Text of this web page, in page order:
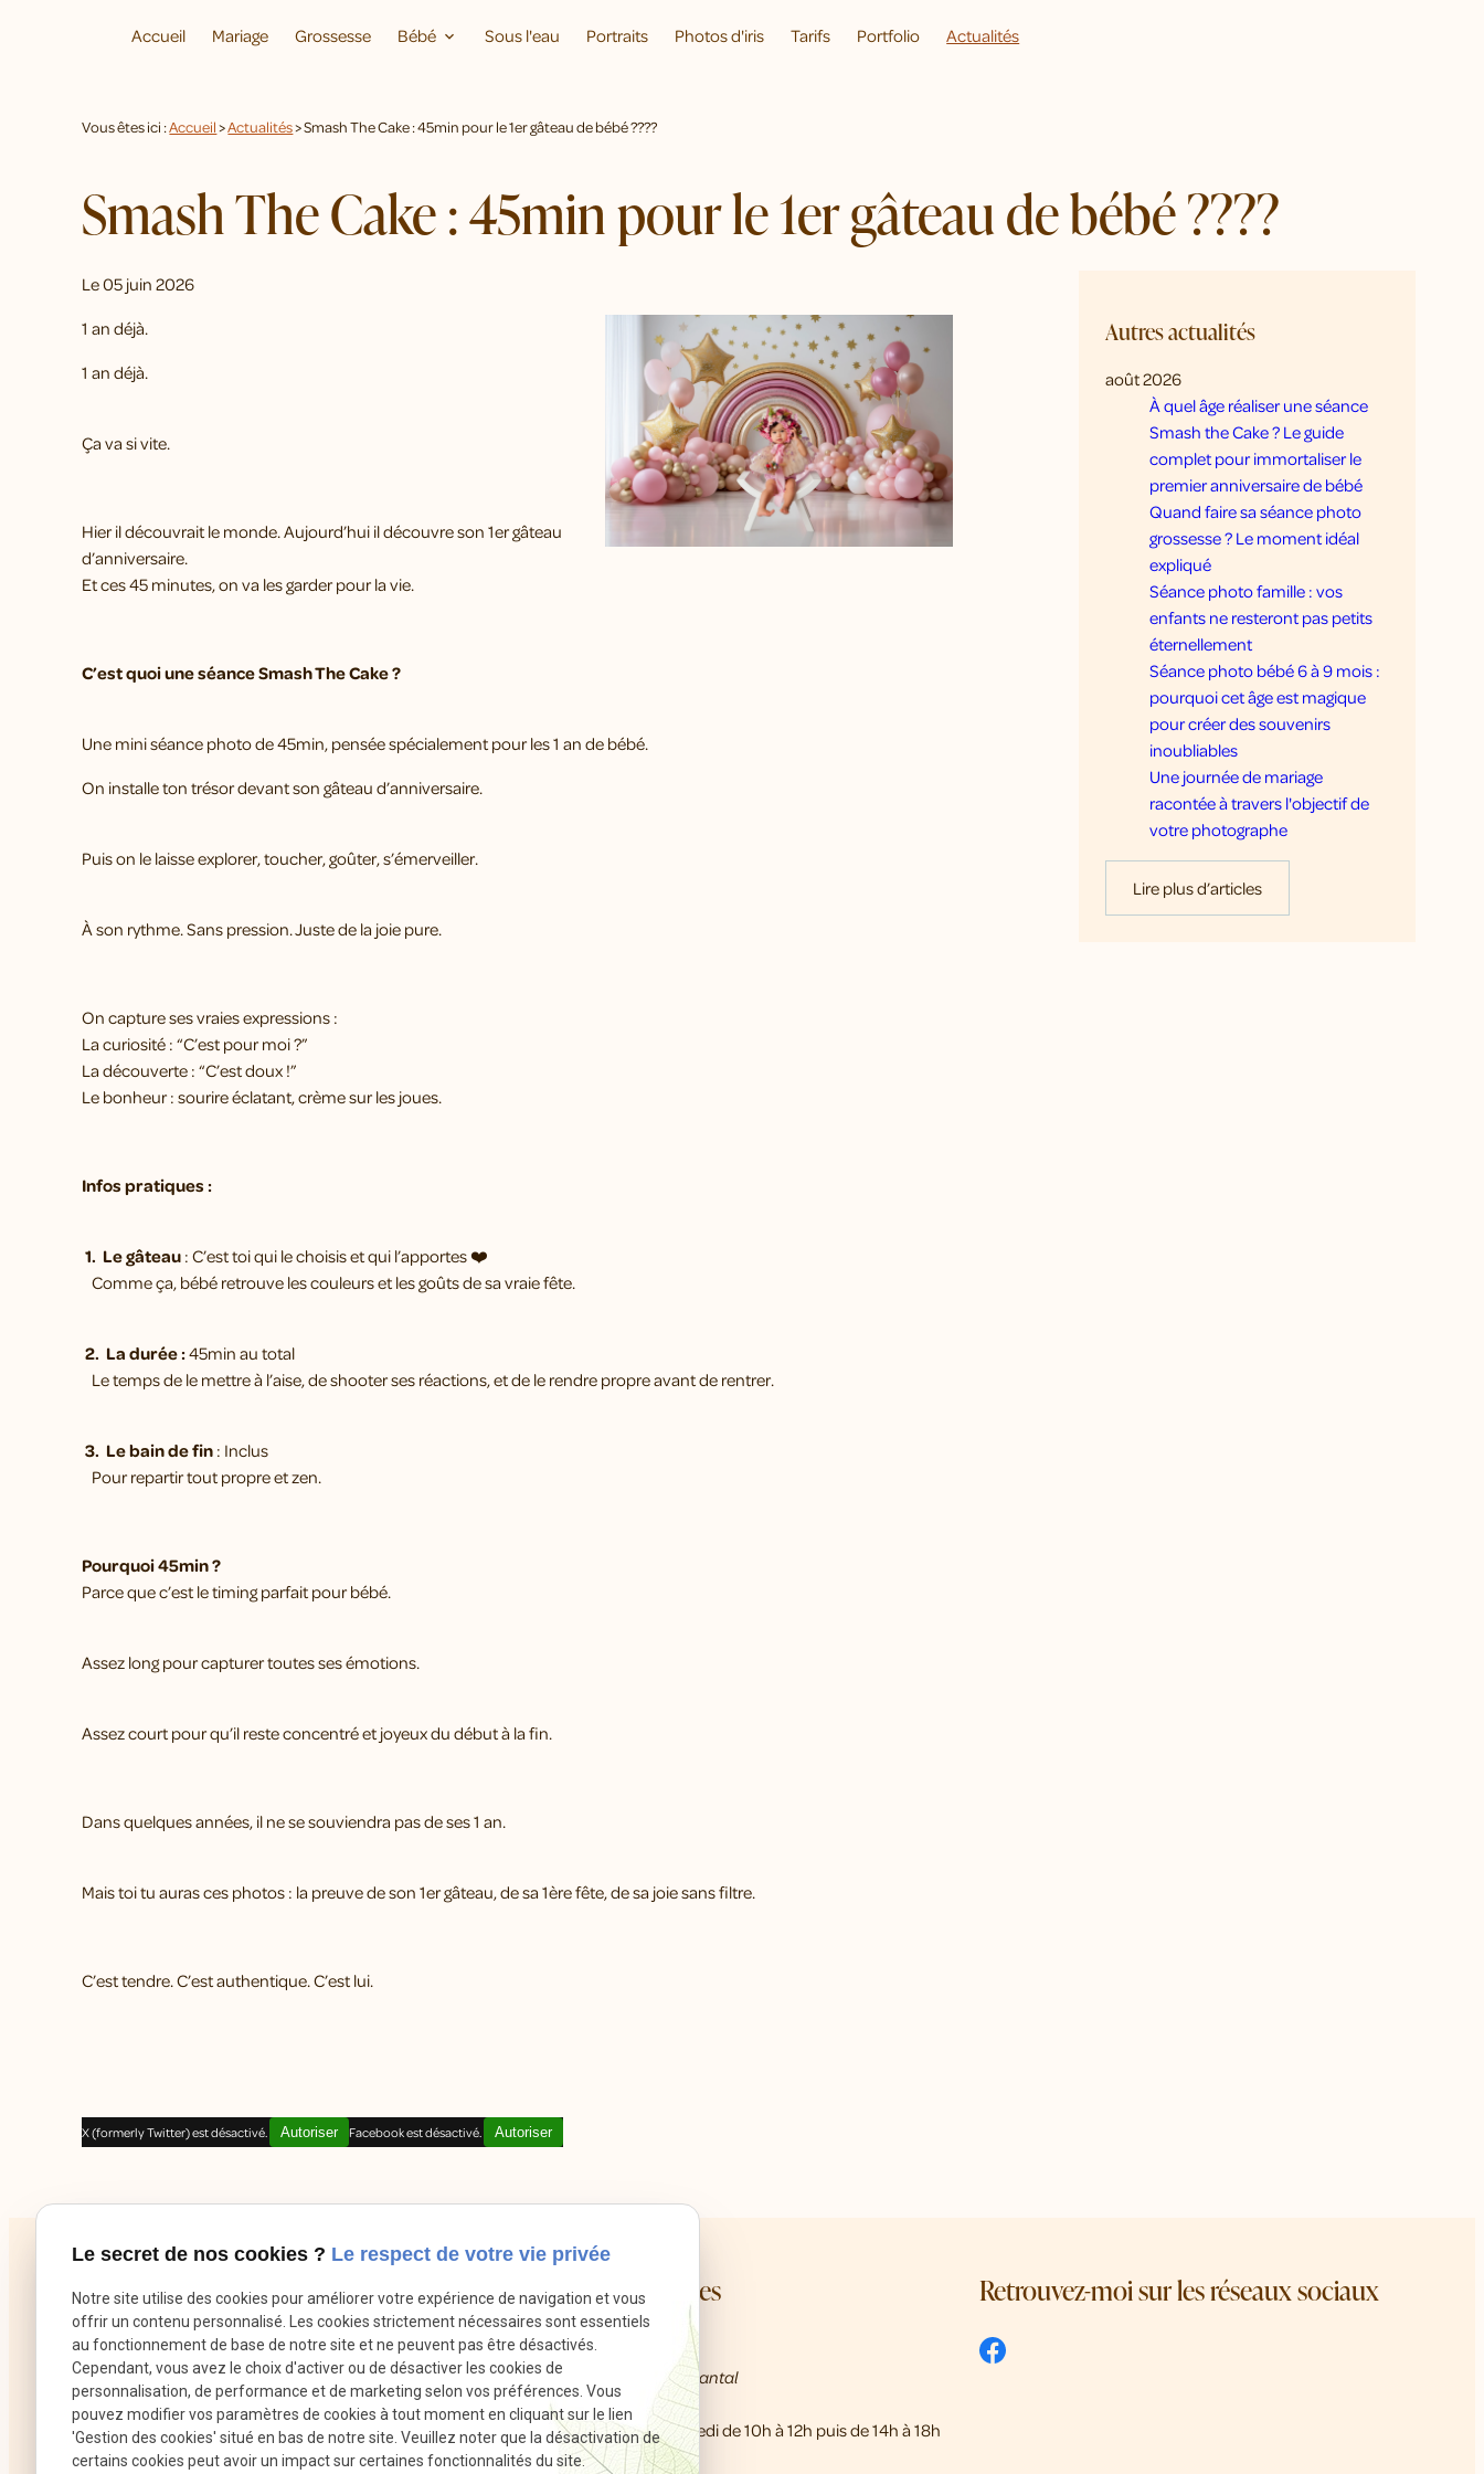
Accueil Mariage Grossesse Bébé Sous l'eau Portraits Photos d'iris Tarifs Portfolio Actualités
Vous êtes ici :Accueil>Actualités> Smash The Cake : 45min pour le 1er gâteau de bébé ????
Smash The Cake : 45min pour le 1er gâteau de bébé ????
Le05 juin 2026
1 an déjà.
1 an déjà.
Ça va si vite.
Hier il découvrait le monde. Aujourd’hui il découvre son 1er gâteau
d’anniversaire.
Et ces 45 minutes, on va les garder pour la vie.
C’est quoi une séance Smash The Cake ?
Une mini séance photo de 45min, pensée spécialement pour les 1 an de bébé.
On installe ton trésor devant son gâteau d’anniversaire.
Puis on le laisse explorer, toucher, goûter, s’émerveiller.
À son rythme. Sans pression. Juste de la joie pure.
On capture ses vraies expressions :
La curiosité : “C’est pour moi ?”
La découverte : “C’est doux !”
Le bonheur : sourire éclatant, crème sur les joues.
Infos pratiques :
1. Le gâteau : C’est toi qui le choisis et qui l’apportes ❤️
Comme ça, bébé retrouve les couleurs et les goûts de sa vraie fête.
2. La durée :45min au total
Le temps de le mettre à l’aise, de shooter ses réactions, et de le rendre propre avant de rentrer.
3. Le bain de fin : Inclus
Pour repartir tout propre et zen.
Pourquoi 45min ?
Parce que c’est le timing parfait pour bébé.
Assez long pour capturer toutes ses émotions.
Assez court pour qu’il reste concentré et joyeux du début à la fin.
Dans quelques années, il ne se souviendra pas de ses 1 an.
Mais toi tu auras ces photos : la preuve de son 1er gâteau, de sa 1ère fête, de sa joie sans filtre.
C’est tendre. C’est authentique. C’est lui.
X (formerly Twitter) est désactivé. Autoriser Facebook est désactivé. Autoriser
Autres actualités
août 2026
À quel âge réaliser une séance
Smash the Cake ? Le guide
complet pour immortaliser le
premier anniversaire de bébé
Quand faire sa séance photo
grossesse ? Le moment idéal
expliqué
Séance photo famille : vos
enfants ne resteront pas petits
éternellement
Séance photo bébé 6 à 9 mois :
pourquoi cet âge est magique
pour créer des souvenirs
inoubliables
Une journée de mariage
racontée à travers l'objectif de
votre photographe
Lire plus d’articles
Mes coordonnées
call 01 86 65 21 00
pin_drop
8 Rue Rabutin Chantal
13009 Marseille
schedule Du mardi au samedi de 10h à 12h puis de 14h à 18h
Retrouvez-moi sur les réseaux sociaux
Le secret de nos cookies ? Le respect de votre vie privée
Notre site utilise des cookies pour améliorer votre expérience de navigation et vous
offrir un contenu personnalisé. Les cookies strictement nécessaires sont essentiels
au fonctionnement de base de notre site et ne peuvent pas être désactivés.
Cependant, vous avez le choix d'activer ou de désactiver les cookies de
personnalisation, de performance et de marketing selon vos préférences. Vous
pouvez modifier vos paramètres de cookies à tout moment en cliquant sur le lien
'Gestion des cookies' situé en bas de notre site. Veuillez noter que la désactivation de
certains cookies peut avoir un impact sur certaines fonctionnalités du site.